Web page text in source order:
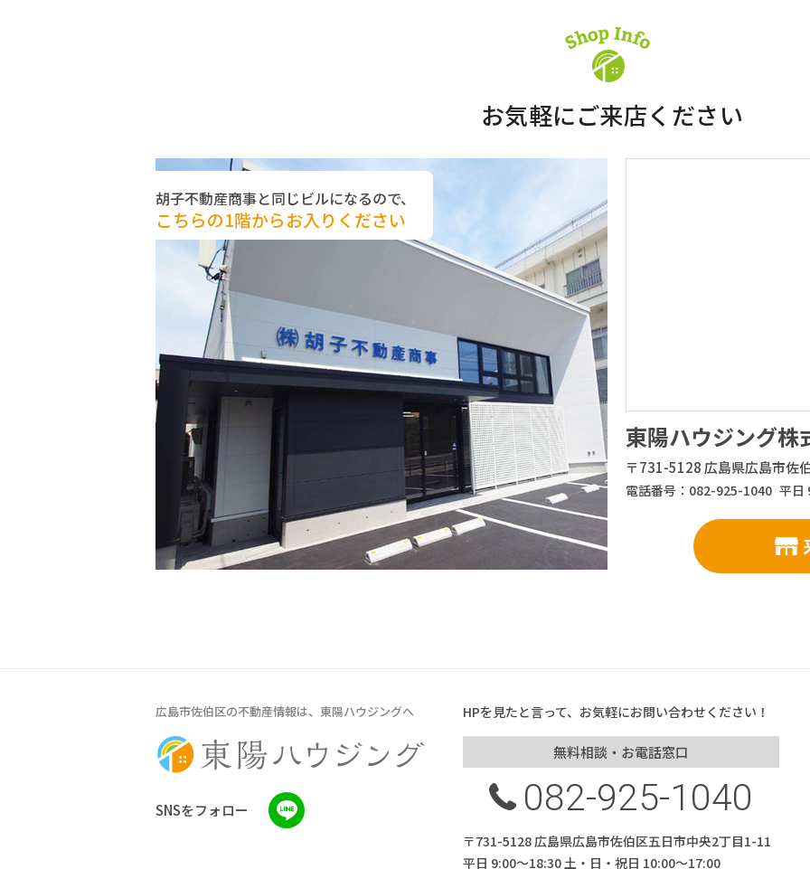
お気軽にご来店ください
胡子不動産商事と同じビルになるので、
こちらの1階からお入りください
東陽ハウジング株
〒731-5128 広島県広島市佐
電話番号：082-925-1040 平日
広島市佐伯区の不動産情報は、東陽ハウジングへ
SNSをフォロー
HPを見たと言って、お気軽にお問い合わせください！
無料相談・お電話窓口
082-925-1040
〒731-5128 広島県広島市佐伯区五日市中央2丁目1-11
平日 9:00～18:30 土・日・祝日 10:00～17:00